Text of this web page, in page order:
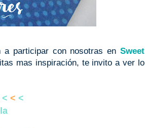
participar con nosotras en Sweet
mas inspiración, te invito a ver lo
< < <